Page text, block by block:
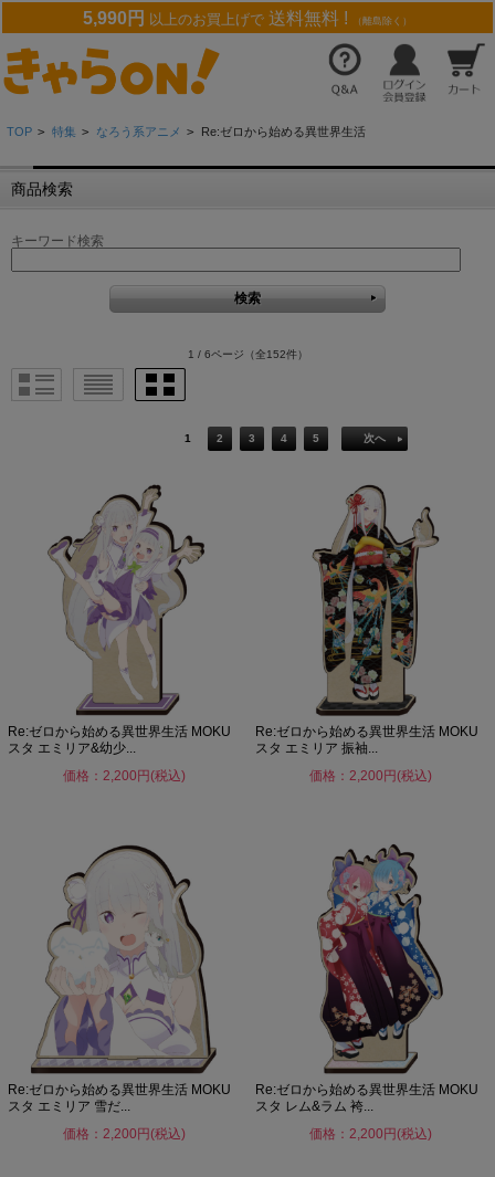
5,990円 以上のお買上げで 送料無料 ! （離島除く）
TOP > 特集 > なろう系アニメ > Re:ゼロから始める異世界生活
商品検索
キーワード検索
1 / 6ページ （全152件）
1 2 3 4 5 次へ
Re:ゼロから始める異世界生活 MOKU
スタ エミリア&幼少...
価格：2,200円(税込)
Re:ゼロから始める異世界生活 MOKU
スタ エミリア 振袖...
価格：2,200円(税込)
Re:ゼロから始める異世界生活 MOKU
スタ エミリア 雪だ...
価格：2,200円(税込)
Re:ゼロから始める異世界生活 MOKU
スタ レム&ラム 袴...
価格：2,200円(税込)